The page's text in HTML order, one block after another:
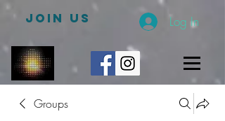
JOIN US Log In
Groups